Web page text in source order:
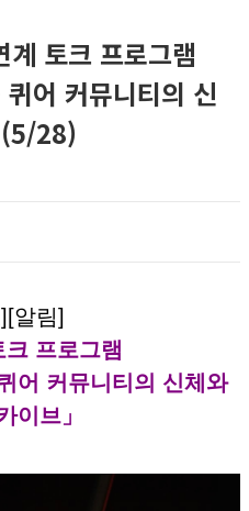
토크 프로그램
어 커뮤니티의 신
(5/28)
알림]
프로그램
어 커뮤니티의 신체와
이브」